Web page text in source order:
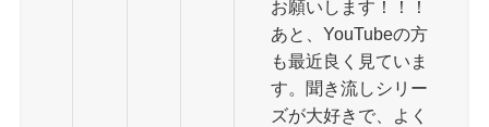
お願いします！！！
あと、YouTubeの方
も最近良く見ていま
す。聞き流しシリー
ズが大好きで、よく